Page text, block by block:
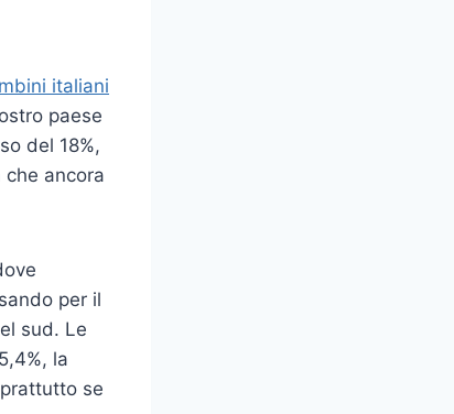
italiani
paese
del 18%,
che ancora
per il
sud. Le
la
se